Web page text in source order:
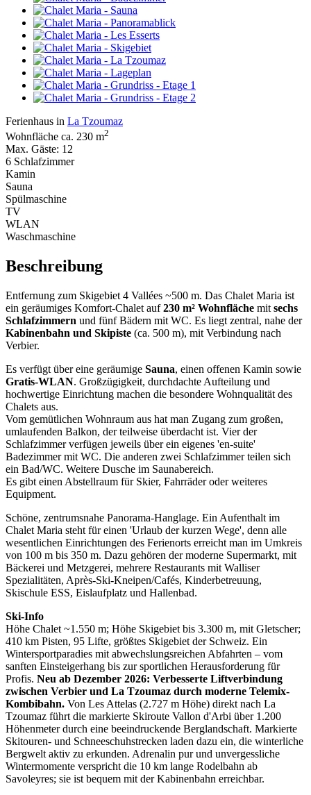
Ferienhaus in La Tzoumaz
Wohnfläche ca. 230 m2
Max. Gäste: 12
6 Schlafzimmer
Kamin
Sauna
Spülmaschine
TV
WLAN
Waschmaschine
Beschreibung
Entfernung zum Skigebiet 4 Vallées ~500 m. Das Chalet Maria ist
ein geräumiges Komfort-Chalet auf230 m² Wohnfläche mit sechs
Schlafzimmern und fünf Bädern mit WC. Es liegt zentral, nahe der
Kabinenbahn und Skipiste (ca. 500 m), mit Verbindung nach
Verbier.
Es verfügt über eine geräumige Sauna, einen offenen Kamin sowie
Gratis-WLAN. Großzügigkeit, durchdachte Aufteilung und
hochwertige Einrichtung machen die besondere Wohnqualität des
Chalets aus.
Vom gemütlichen Wohnraum aus hat man Zugang zum großen,
umlaufenden Balkon, der teilweise überdacht ist. Vier der
Schlafzimmer verfügen jeweils über ein eigenes 'en-suite'
Badezimmer mit WC. Die anderen zwei Schlafzimmer teilen sich
ein Bad/WC. Weitere Dusche im Saunabereich.
Es gibt einen Abstellraum für Skier, Fahrräder oder weiteres
Equipment.
Schöne, zentrumsnahe Panorama-Hanglage. Ein Aufenthalt im
Chalet Maria steht für einen 'Urlaub der kurzen Wege', denn alle
wesentlichen Einrichtungen des Ferienorts erreicht man im Umkreis
von 100 m bis 350 m. Dazu gehören der moderne Supermarkt, mit
Bäckerei und Metzgerei, mehrere Restaurants mit Walliser
Spezialitäten, Après-Ski-Kneipen/Cafés, Kinderbetreuung,
Skischule ESS, Eislaufplatz und Hallenbad.
Ski-Info
Höhe Chalet ~1.550 m; Höhe Skigebiet bis 3.300 m, mit Gletscher;
410 km Pisten, 95 Lifte, größtes Skigebiet der Schweiz. Ein
Wintersportparadies mit abwechslungsreichen Abfahrten – vom
sanften Einsteigerhang bis zur sportlichen Herausforderung für
Profis. Neu ab Dezember 2026: Verbesserte Liftverbindung
zwischen Verbier und La Tzoumaz durch moderne Telemix-
Kombibahn. Von Les Attelas (2.727 m Höhe) direkt nach La
Tzoumaz führt die markierte Skiroute Vallon d'Arbi über 1.200
Höhenmeter durch eine beeindruckende Berglandschaft. Markierte
Skitouren- und Schneeschuhstrecken laden dazu ein, die winterliche
Bergwelt aktiv zu erkunden. Adrenalin pur und unvergessliche
Wintermomente verspricht die 10 km lange Rodelbahn ab
Savoleyres; sie ist bequem mit der Kabinenbahn erreichbar.